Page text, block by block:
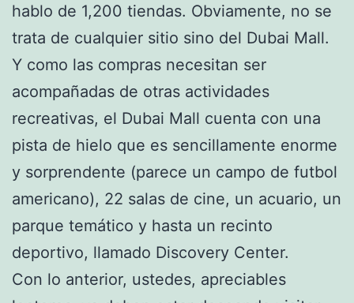
hablo de 1,200 tiendas. Obviamente, no se
trata de cualquier sitio sino del Dubai Mall.
Y como las compras necesitan ser
acompañadas de otras actividades
recreativas, el Dubai Mall cuenta con una
pista de hielo que es sencillamente enorme
y sorprendente (parece un campo de futbol
americano), 22 salas de cine, un acuario, un
parque temático y hasta un recinto
deportivo, llamado Discovery Center.
Con lo anterior, ustedes, apreciables